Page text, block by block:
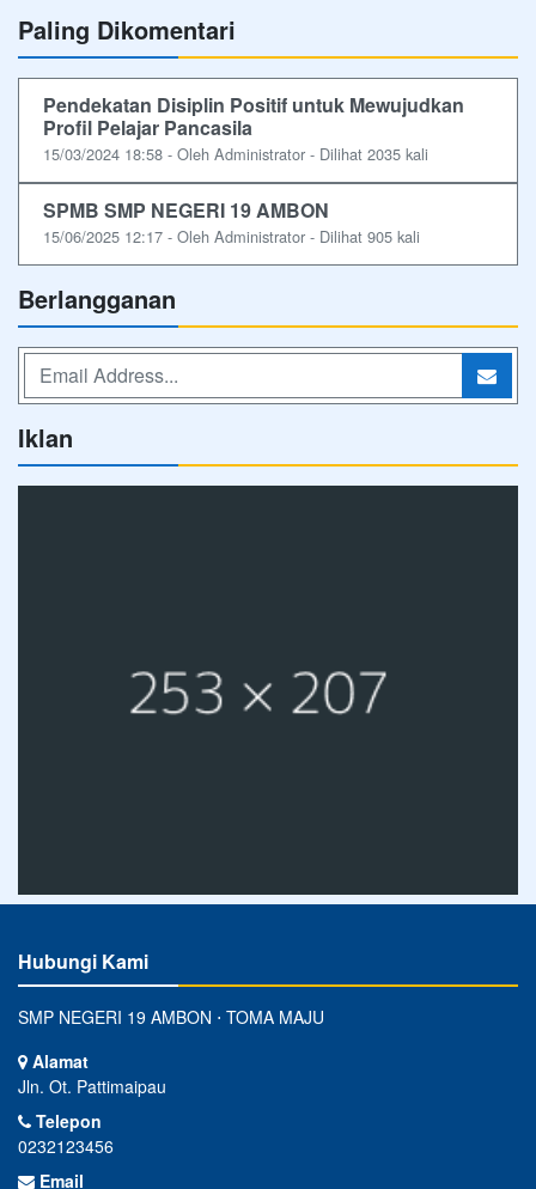
Paling Dikomentari
Pendekatan Disiplin Positif untuk Mewujudkan
Profil Pelajar Pancasila
15/03/2024 18:58 - Oleh Administrator - Dilihat 2035 kali
SPMB SMP NEGERI 19 AMBON
15/06/2025 12:17 - Oleh Administrator - Dilihat 905 kali
Berlangganan
Iklan
Hubungi Kami
SMP NEGERI 19 AMBON ⋅ TOMA MAJU
Alamat
Jln. Ot. Pattimaipau
Telepon
0232123456
Email